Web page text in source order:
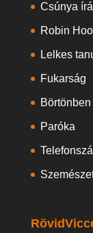
Csúnya
Robin
Lelkes
Fukarság
Börtönben
Paróka